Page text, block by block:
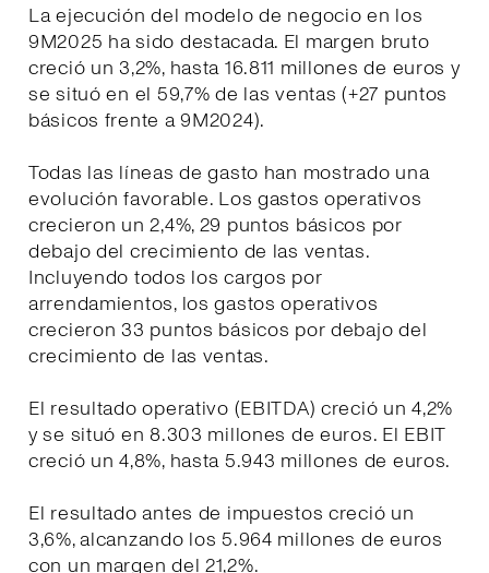
La ejecución del modelo de negocio en los
9M2025 ha sido destacada. El margen bruto
creció un 3,2%, hasta 16.811 millones de euros y
se situó en el 59,7% de las ventas (+27 puntos
básicos frente a 9M2024).
Todas las líneas de gasto han mostrado una
evolución favorable. Los gastos operativos
crecieron un 2,4%, 29 puntos básicos por
debajo del crecimiento de las ventas.
Incluyendo todos los cargos por
arrendamientos, los gastos operativos
crecieron 33 puntos básicos por debajo del
crecimiento de las ventas.
El resultado operativo (EBITDA) creció un 4,2%
y se situó en 8.303 millones de euros. El EBIT
creció un 4,8%, hasta 5.943 millones de euros.
El resultado antes de impuestos creció un
3,6%, alcanzando los 5.964 millones de euros
con un margen del 21,2%.